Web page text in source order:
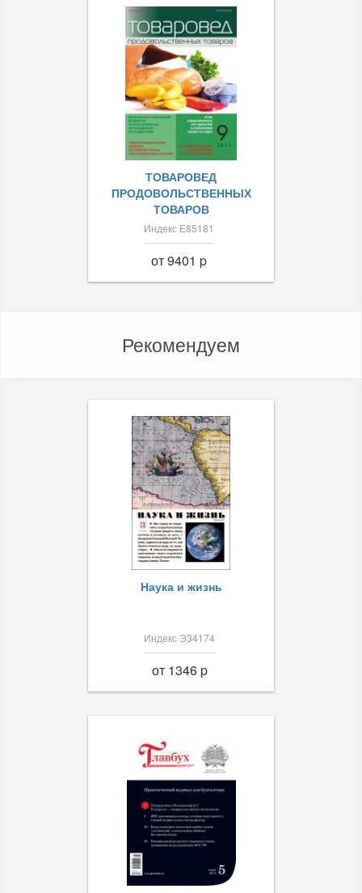
ТОВАРОВЕД
ПРОДОВОЛЬСТВЕННЫХ
ТОВАРОВ
Индекс Е85181
от 9401 p
Рекомендуем
Наука и жизнь
Индекс Э34174
от 1346 p